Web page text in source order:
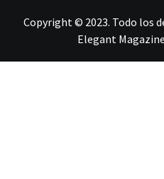
Copyright © 2023. Todo los
Elegant Magazine